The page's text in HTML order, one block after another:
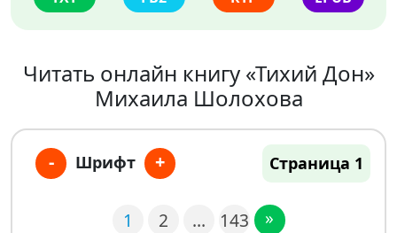
Читать онлайн книгу «Тихий Дон»
Михаила Шолохова
- Шрифт + Страница 1
1 2 … 143 »